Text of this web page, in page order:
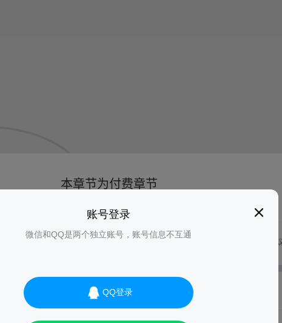
账号登录
微信和QQ是两个独立账号，账号信息不互通
QQ登录